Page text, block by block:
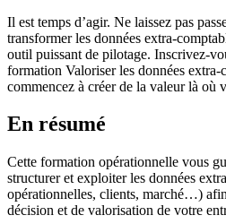
Il est temps d’agir. Ne laissez pas
transformer les données extra-
outil puissant de pilotage. Inscrivez-
formation Valoriser les données extra-
commencez à créer de la valeur là où
En résumé
Cette formation opérationnelle vous
structurer et exploiter les données
opérationnelles, clients, marché…)
décision et de valorisation de votre